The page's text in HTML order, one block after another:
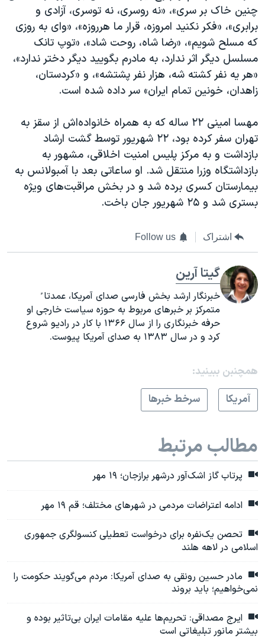
چنین خاک بر سری»، «نه روسری، نه توسری، آزادی و
برابری»، «فکر نکنید امروزه، قرار ما هرروزه»، «وای به روزی
که مسلح شویم»، «رضا شاه،‌ روحت شاد»، «توپ تانک
مسلسل دیگر اثر ندارد، به مادرم بگویید دیگر دختر ندارد»،
«هر یه نفر کشته شه، هزار نفر پشتشه»، و «کردستان،
زاهدان، خونین تمام ایران» سر داده شده است.
مهسا امینی ۲۲ ساله که به همراه خانواده‌اش از سقز به
تهران سفر کرده‌ بود، ۲۲ شهریور توسط گشت ارشاد
بازداشت و به مرکز پلیس امنیت اخلاقی، مشهور به
بازداشتگاه وزرا منتقل شد. او ساعاتی بعد با آمبولانس به
بیمارستان کسری برده شد و در بخش مراقبت‌های ویژه
بستری شد و ۲۵ شهریور جان باخت.
اشتراک Follow us
گیتا آرین
خبرنگار ارشد بخش فارسی صدای آمریکا، عمدتا ً
متمرکز بر خبرهای مربوط به حوزه سیاست خارجی او
حرفه خبرنگاری را از سال ۱۳۶۶ با کار در رادیو شروع
کرد و در سال ۱۳۸۳ به صدای آمریکا پیوست
.
همچنبن ببینید:
آمريکا
سرخط خبرها
مطالب مرتبط
پرتاب گاز اشک‌آور درشهر برازجان؛ ۱۹ مهر
ادامه اعتراضات مردمی در شهرهای مختلف؛ قم ۱۹ مهر
تحصن یک‌نفره برای درخواست تعطیلی کنسولگری جمهوری
اسلامی در لاهه هلند
مادر حسین رونقی به صدای آمریکا: مردم می‌گویند حکومت را
نمی‌خواهیم؛ باید بروند
ایرج مصداقی: تحریم‌ها علیه مقامات ایران بی‌تاثیر بوده و
بیشتر مانور تبلیغاتی است